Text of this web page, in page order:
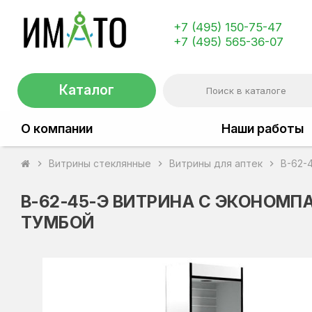
+7 (495) 150-75-47
+7 (495) 565-36-07
Каталог
О компании Наши работы
chevron_right Витрины стеклянные chevron_right Витрины для аптек chevron_right В-62-
В-62-45-Э ВИТРИНА С
ТУМБОЙ